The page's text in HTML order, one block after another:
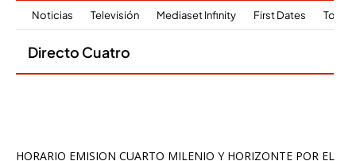
HORARIO EMISION CUARTO MILENIO Y HORIZONTE POR EL